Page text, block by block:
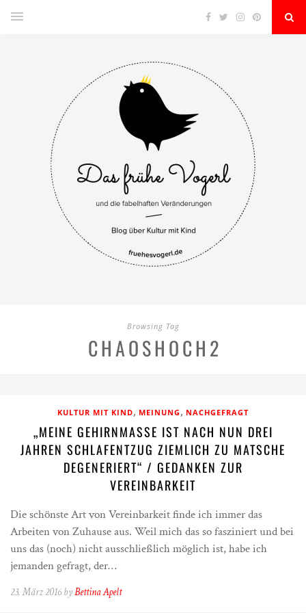
Browsing Tag
CHAOSHOCH2
KULTUR MIT KIND, MEINUNG , NACHGEFRAGT
„MEINE GEHIRNMASSE IST NACH NUN DREI
JAHREN SCHLAFENTZUG ZIEMLICH ZU MATSCHE
DEGENERIERT“ / GEDANKEN ZUR
VEREINBARKEIT
Die schönste Art von Vereinbarkeit finde ich immer das
Arbeiten von Zuhause aus. Weil mich das so fasziniert und bei
uns das (noch) nicht ausschließlich möglich ist, habe ich
jemanden gefragt, der…
23. März 2016 byBettina Apelt